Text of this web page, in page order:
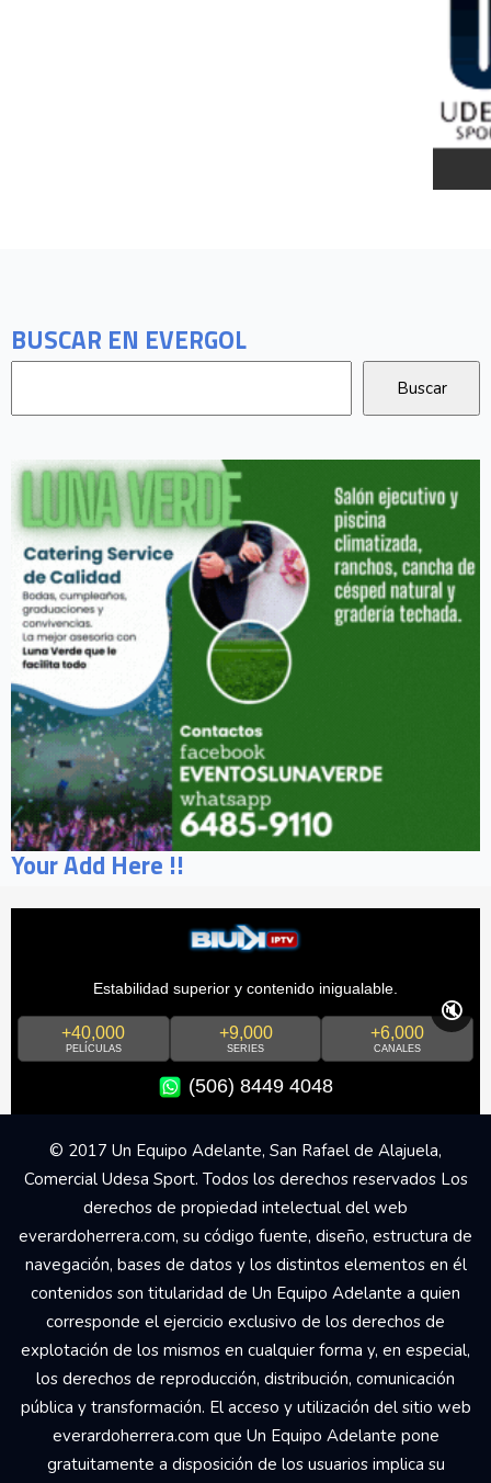
BUSCAR EN EVERGOL
Your Add Here !!
Estabilidad superior y contenido inigualable.
+40,000
PELÍCULAS
+9,000
SERIES
+6,000
CANALES
(506) 8449 4048
🔇
© 2017 Un Equipo Adelante, San Rafael de Alajuela,
Comercial Udesa Sport. Todos los derechos reservados Los
derechos de propiedad intelectual del web
everardoherrera.com, su código fuente, diseño, estructura de
navegación, bases de datos y los distintos elementos en él
contenidos son titularidad de Un Equipo Adelante a quien
corresponde el ejercicio exclusivo de los derechos de
explotación de los mismos en cualquier forma y, en especial,
los derechos de reproducción, distribución, comunicación
pública y transformación. El acceso y utilización del sitio web
everardoherrera.com que Un Equipo Adelante pone
gratuitamente a disposición de los usuarios implica su